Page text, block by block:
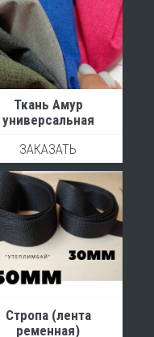
Ткань Амур
универсальная
ЗАКАЗАТЬ
Стропа (лента
ременная)